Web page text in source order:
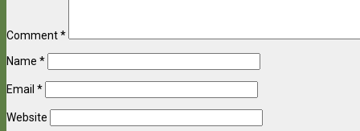
Comment*
Name *
Email *
Website